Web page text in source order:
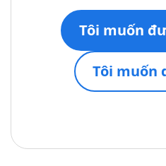
Tôi muốn
Tôi muốn